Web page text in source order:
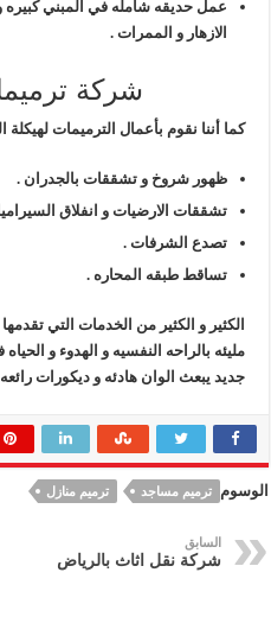
عمل حديقه شامله في المبني كبيره
الازهار و الممرات .
شركة
كما أننا نقوم بأعمال الترميمات لهيكلة
ظهور شروخ و تشققات بالجدران .
تشققات الارضيات و انفلاق
تصدع الشرفات .
تساقط طبقه المحاره .
الكثير و الكثير من الخدمات التي
مليئه بالراحه النفسيه و الهدوء و
جديد يبعث الوان هادئه و ديكورات
الوسوم ترميم مساجد ترميم منازل
السابق
شركة نقل اثاث بالرياض